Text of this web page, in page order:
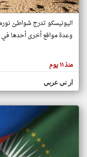
هنا عن
وجهة
كاتبيها.
اليونيسكو تدرج شواطئ
وعدة مواقع أخرى أحدها في
منذ ١١ يوم
ار تي عربي